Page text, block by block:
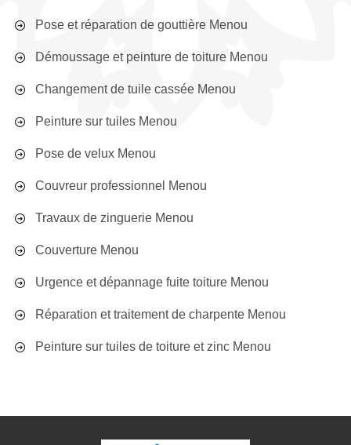
Pose et réparation de gouttière Menou
Démoussage et peinture de toiture Menou
Changement de tuile cassée Menou
Peinture sur tuiles Menou
Pose de velux Menou
Couvreur professionnel Menou
Travaux de zinguerie Menou
Couverture Menou
Urgence et dépannage fuite toiture Menou
Réparation et traitement de charpente Menou
Peinture sur tuiles de toiture et zinc Menou